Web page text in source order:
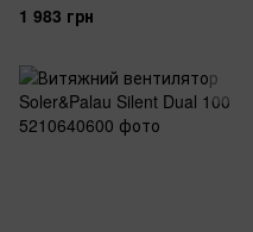
1 983 грн